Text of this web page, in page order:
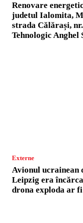
Renovare
judetul Ialomita,
strada Călărași,
Tehnologic Anghel
Externe
Avionul ucrainean
Leipzig era
drona exploda ar